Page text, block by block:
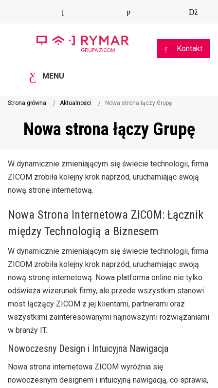
Kontakt
MENU
Strona główna Aktualności Nowa strona łączy Grupę
Nowa strona łączy Grupę
W dynamicznie zmieniającym się świecie technologii, firma
ZICOM zrobiła kolejny krok naprzód, uruchamiając swoją
nową stronę internetową.
Nowa Strona Internetowa ZICOM: Łącznik
między Technologią a Biznesem
W dynamicznie zmieniającym się świecie technologii, firma
ZICOM zrobiła kolejny krok naprzód, uruchamiając swoją
nową stronę internetową. Nowa platforma online nie tylko
odświeża wizerunek firmy, ale przede wszystkim stanowi
most łączący ZICOM z jej klientami, partnerami oraz
wszystkimi zainteresowanymi najnowszymi rozwiązaniami
w branży IT.
Nowoczesny Design i Intuicyjna Nawigacja
Nowa strona internetowa ZICOM wyróżnia się
nowoczesnym designem i intuicyjną nawigacją, co sprawia,